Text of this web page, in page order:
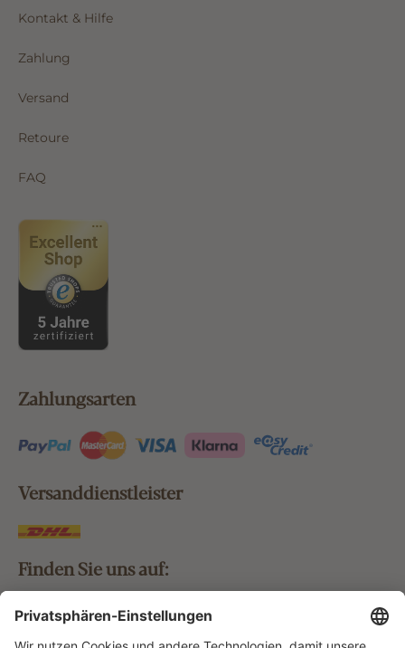
Kontakt & Hilfe
Zahlung
Versand
Retoure
FAQ
Zahlungsarten
Versanddienstleister
Finden Sie uns auf: